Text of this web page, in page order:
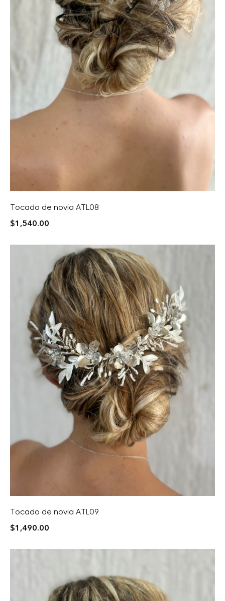
Tocado de novia ATL08
$1,540.00
Tocado de novia ATL09
$1,490.00